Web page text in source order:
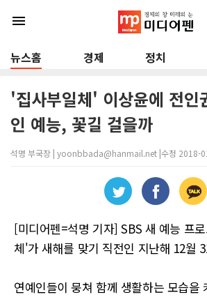
menu
뉴스홈 경제 정치
'집사부일체' 이상윤에 전인
인 예능, 꽃길 걸을까
석명 부국장 | yoonbbada@hanmail.net |수정 2018-
[미디어펜=석명 기자] SBS 새 예능 프
체'가 새해를 맞기 직전인 지난해 12월
연예인들이 뭉쳐 함께 생활하는 모습을